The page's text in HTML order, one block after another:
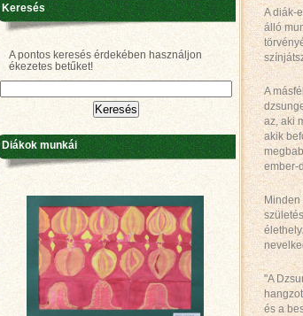
A diák-
álló
A
az, aki
akik
ember-
"A
és a
Keresés
A pontos keresés érdekében használjon
ékezetes betűket!
Diákok munkái